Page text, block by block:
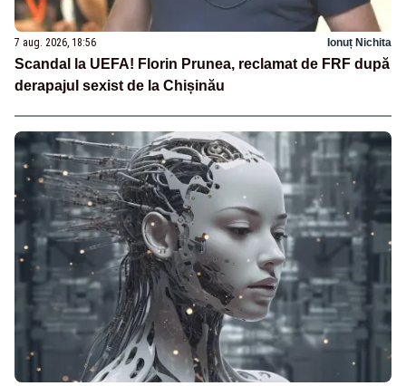
7 aug. 2026, 18:56 Ionuț Nichita
Scandal la UEFA! Florin Prunea, reclamat de FRF după
derapajul sexist de la Chișinău